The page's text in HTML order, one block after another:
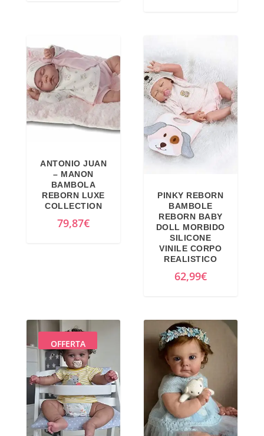
ANTONIO JUAN
– MANON
BAMBOLA
REBORN LUXE
COLLECTION
79,87€
PINKY REBORN
BAMBOLE
REBORN BABY
DOLL MORBIDO
SILICONE
VINILE CORPO
REALISTICO
62,99€
OFFERTA